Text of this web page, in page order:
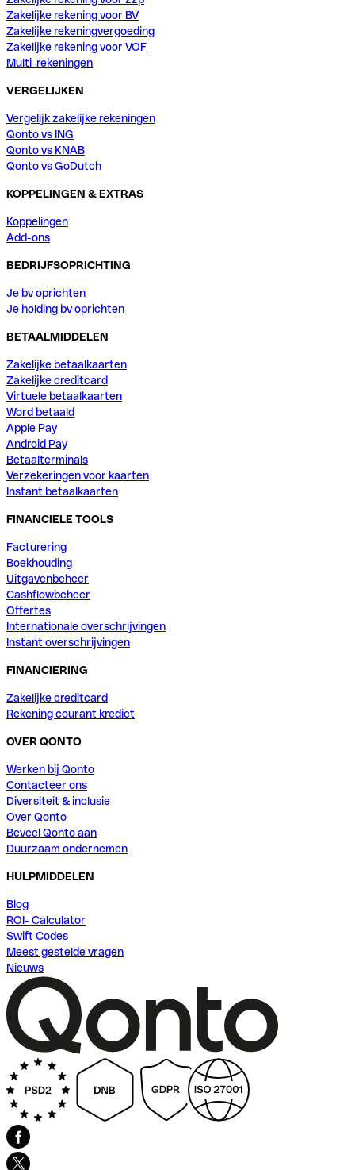
Zakelijke rekening voor BV
Zakelijke rekeningvergoeding
Zakelijke rekening voor VOF
Multi-rekeningen
VERGELIJKEN
Vergelijk zakelijke rekeningen
Qonto vs ING
Qonto vs KNAB
Qonto vs GoDutch
KOPPELINGEN & EXTRAS
Koppelingen
Add-ons
BEDRIJFSOPRICHTING
Je bv oprichten
Je holding bv oprichten
BETAALMIDDELEN
Zakelijke betaalkaarten
Zakelijke creditcard
Virtuele betaalkaarten
Word betaald
Apple Pay
Android Pay
Betaalterminals
Verzekeringen voor kaarten
Instant betaalkaarten
FINANCIELE TOOLS
Facturering
Boekhouding
Uitgavenbeheer
Cashflowbeheer
Offertes
Internationale overschrijvingen
Instant overschrijvingen
FINANCIERING
Zakelijke creditcard
Rekening courant krediet
OVER QONTO
Werken bij Qonto
Contacteer ons
Diversiteit & inclusie
Over Qonto
Beveel Qonto aan
Duurzaam ondernemen
HULPMIDDELEN
Blog
ROI- Calculator
Swift Codes
Meest gestelde vragen
Nieuws